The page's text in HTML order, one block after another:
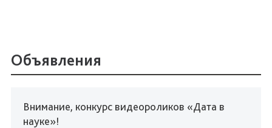
Объявления
Внимание, конкурс видеороликов «Дата в
науке»!